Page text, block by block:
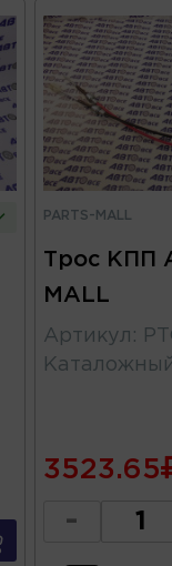
PARTS-MALL
Трос КПП
MALL
Артикул :
3523.65
-